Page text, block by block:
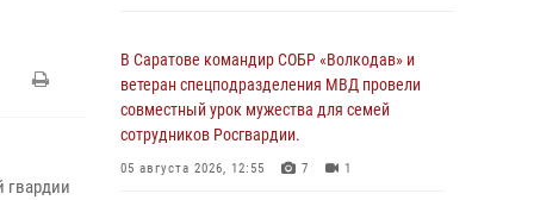
гвардии
В Саратове командир СОБР «Волкодав» и
ветеран спецподразделения МВД провели
совместный урок мужества для семей
сотрудников Росгвардии.
05 августа 2026, 12:55 7 1